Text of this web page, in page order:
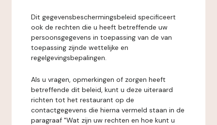
Dit gegevensbeschermingsbeleid specificeert
ook de rechten die u heeft betreffende uw
persoonsgegevens in toepassing van de van
toepassing zijnde wettelijke en
regelgevingsbepalingen.
Als u vragen, opmerkingen of zorgen heeft
betreffende dit beleid, kunt u deze uiteraard
richten tot het restaurant op de
contactgegevens die hierna vermeld staan in de
paragraaf "Wat zijn uw rechten en hoe kunt u